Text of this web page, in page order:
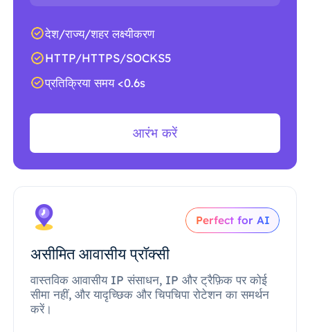
देश/राज्य/शहर लक्ष्यीकरण
HTTP/HTTPS/SOCKS5
प्रतिक्रिया समय <0.6s
आरंभ करें
Perfect for AI
असीमित आवासीय प्रॉक्सी
वास्तविक आवासीय IP संसाधन, IP और ट्रैफ़िक पर कोई
सीमा नहीं, और यादृच्छिक और चिपचिपा रोटेशन का समर्थन
करें।